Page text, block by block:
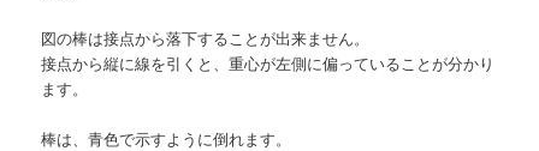
図の棒は接点から落下することが出来ません。
接点から縦に線を引くと、重心が左側に偏っていることが分かり
ます。
棒は、青色で示すように倒れます。